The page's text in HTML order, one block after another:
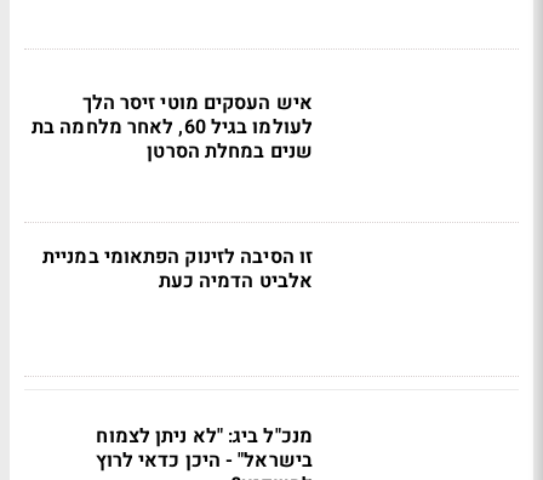
איש העסקים מוטי זיסר הלך
לעולמו בגיל 60, לאחר מלחמה בת
שנים במחלת הסרטן
זו הסיבה לזינוק הפתאומי במניית
אלביט הדמיה כעת
מנכ"ל ביג: "לא ניתן לצמוח
בישראל" - היכן כדאי לרוץ